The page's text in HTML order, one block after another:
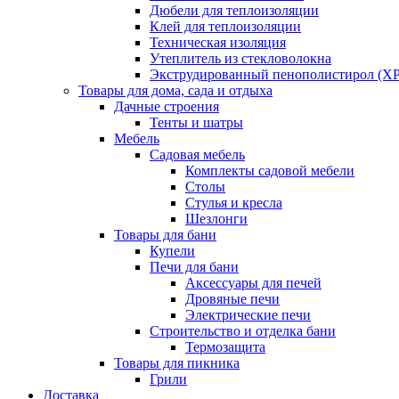
Дюбели для теплоизоляции
Клей для теплоизоляции
Техническая изоляция
Утеплитель из стекловолокна
Экструдированный пенополистирол
Товары для дома, сада и отдыха
Дачные строения
Тенты и шатры
Мебель
Садовая мебель
Комплекты садовой мебели
Столы
Стулья и кресла
Шезлонги
Товары для бани
Купели
Печи для бани
Аксессуары для печей
Дровяные печи
Электрические печи
Строительство и отделка бани
Термозащита
Товары для пикника
Грили
Доставка